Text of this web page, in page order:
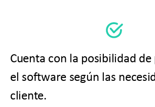
Cuenta con la posibilidad
el software según las
cliente.